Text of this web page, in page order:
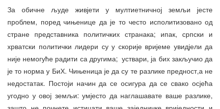
За обичне људе живјети у мултиетничној земљи јесте
проблем, поред чињенице да је то често исполитизовано од
стране представника политичких странака; ипак, српски и
хрватски политички лидери су у скорије вријеме увидјели да
није немогуће радити са другима; уствари, ја бих закључио да
је то норма у БиХ. Чињеница је да су те разлике предност,а не
недостатак. Постоји начин да се осигура да се свако осјећа
угодно у овој земљи: умјесто да наглашавате ваше разлике,